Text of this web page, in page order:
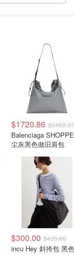
$1720.86 $2458.37
Balenciaga
尘灰黑色做旧肩包
$300.00 $435.00
incu Hey 斜挎包 黑色